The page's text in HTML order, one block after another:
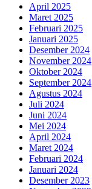
April 2025
Maret 2025
Februari 2025
Januari 2025
Desember 2024
November 2024
Oktober 2024
September 2024
Agustus 2024
Juli 2024
Juni 2024
Mei 2024
April 2024
Maret 2024
Februari 2024
Januari 2024
Desember 2023